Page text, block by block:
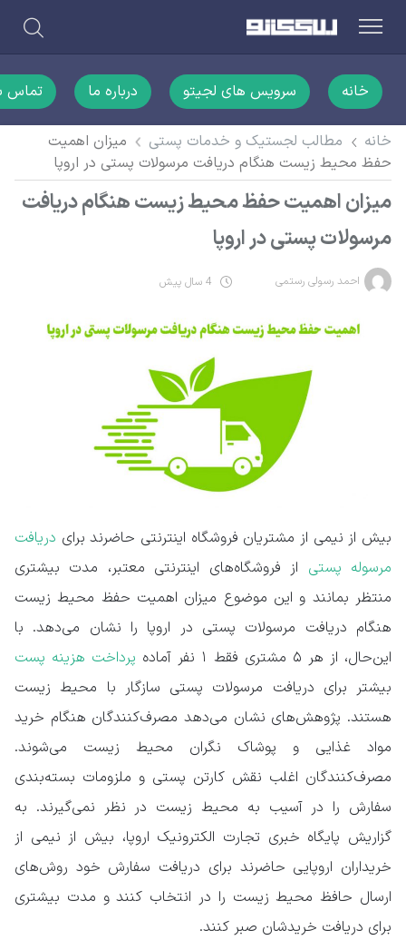
خانه سرویس های لجیتو درباره ما تماس
خانه مطالب لجستیک و خدمات پستی
میزان اهمیت
حفظ محیط زیست هنگام دریافت مرسولات پستی در اروپا
میزان اهمیت حفظ محیط زیست هنگام دریافت
مرسولات پستی در اروپا
احمد رسولی رستمی
بیش از نیمی از مشتریان فروشگاه اینترنتی حاضرند برای دریافت
مرسوله پستی از فروشگاه‌های اینترنتی معتبر، مدت بیشتری
منتظر بمانند و این موضوع میزان اهمیت حفظ محیط زیست
هنگام دریافت مرسولات پستی در اروپا را نشان می‌دهد. با
این‌حال، از هر ۵ مشتری فقط ۱ نفر آماده
پرداخت هزینه پست
بیشتر برای دریافت مرسولات پستی سازگار با محیط زیست
هستند. پژوهش‌های نشان می‌دهد مصرف‌کنندگان هنگام خرید
مواد غذایی و پوشاک نگران محیط زیست می‌شوند.
مصرف‌کنندگان اغلب نقش کارتن پستی و ملزومات بسته‌بندی
سفارش را در آسیب به محیط زیست در نظر نمی‌گیرند. به
گزاریش پایگاه خبری تجارت الکترونیک اروپا، بیش از نیمی از
خریداران اروپایی حاضرند برای دریافت سفارش خود روش‌های
ارسال حافظ محیط زیست را در انتخاب کنند و مدت بیشتری
برای دریافت خریدشان صبر کنند.